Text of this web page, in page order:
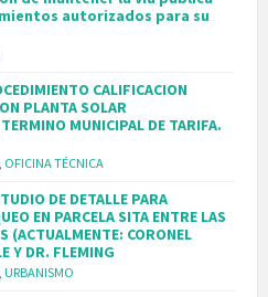
autorizados para su
CALIFICACION
PLANTA SOLAR
MUNICIPAL DE TARIFA.
, OFICINA TÉCNICA
DE DETALLE PARA
EN PARCELA SITA ENTRE LAS
(ACTUALMENTE: CORONEL
Y DR. FLEMING
, URBANISMO